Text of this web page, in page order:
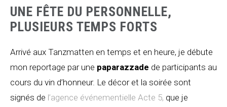
UNE FÊTE DU PERSONNELLE,
PLUSIEURS TEMPS FORTS
Arrivé aux Tanzmatten en temps et en heure, je débute
mon reportage par une paparazzade de participants au
cours du vin d’honneur. Le décor et la soirée sont
signés de l’agence événementielle Acte 5, que je